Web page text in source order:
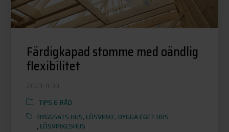
Färdigkapad stomme med oändlig
flexibilitet
2023-11-30
TIPS & RÅD
BYGGSATS HUS, LÖSVIRKE, BYGGA EGET HUS
, LÖSVIRKESHUS